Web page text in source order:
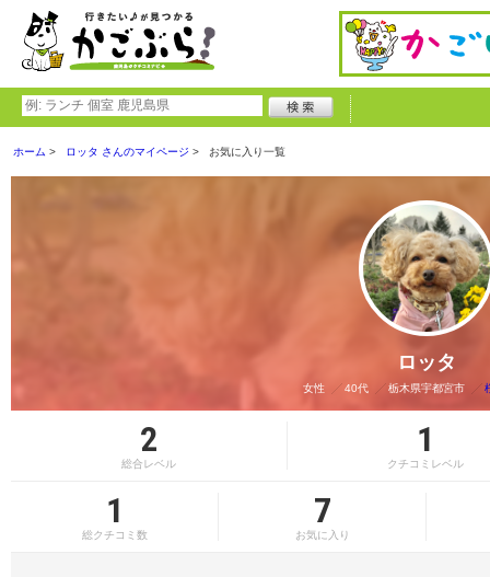
ホーム ロッタ さんのマイページ お気に入り一覧
ロッタ
女性 40代 栃木県宇都宮市
2
総合レベル
1
クチコミレベル
1
総クチコミ数
7
お気に入り